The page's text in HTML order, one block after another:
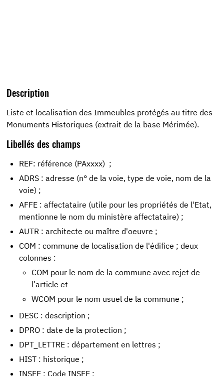
Description
Liste et localisation des Immeubles protégés au titre des
Monuments Historiques (extrait de la base Mérimée).
Libellés des champs
REF: référence (PAxxxx) ;
ADRS : adresse (n° de la voie, type de voie, nom de la
voie) ;
AFFE : affectataire (utile pour les propriétés de l'Etat,
mentionne le nom du ministère affectataire) ;
AUTR : architecte ou maître d'oeuvre ;
COM : commune de localisation de l'édifice ; deux
colonnes :
COM pour le nom de la commune avec rejet de
l’article et
WCOM pour le nom usuel de la commune ;
DESC : description ;
DPRO : date de la protection ;
DPT_LETTRE : département en lettres ;
HIST : historique ;
INSEE : Code INSEE ;